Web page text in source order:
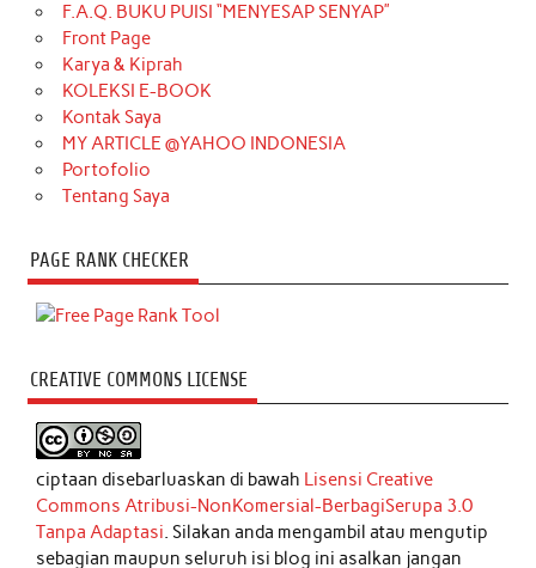
F.A.Q. BUKU PUISI “MENYESAP SENYAP”
Front Page
Karya & Kiprah
KOLEKSI E-BOOK
Kontak Saya
MY ARTICLE @YAHOO INDONESIA
Portofolio
Tentang Saya
PAGE RANK CHECKER
CREATIVE COMMONS LICENSE
ciptaan disebarluaskan di bawah Lisensi Creative
Commons Atribusi-NonKomersial-BerbagiSerupa 3.0
Tanpa Adaptasi. Silakan anda mengambil atau mengutip
sebagian maupun seluruh isi blog ini asalkan jangan